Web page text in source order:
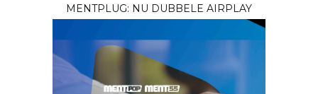
MENTPLUG: NU DUBBELE AIRPLAY